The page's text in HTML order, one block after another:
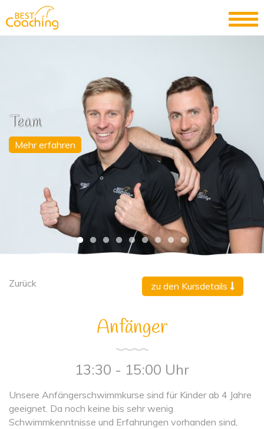
Team
Mehr erfahren
Zurück zu den Kursdetails
Anfänger
13:30 - 15:00 Uhr
Unsere Anfängerschwimmkurse sind für Kinder ab 4 Jahre
geeignet. Da noch keine bis sehr wenig
Schwimmkenntnisse und Erfahrungen vorhanden sind,